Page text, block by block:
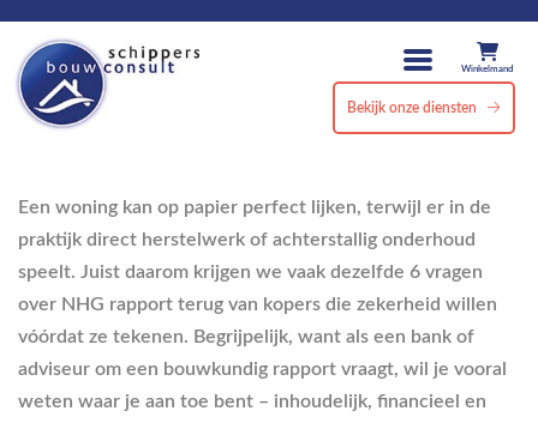
Winkelmand
Bekijk onze diensten
Een woning kan op papier perfect lijken, terwijl er in de
praktijk direct herstelwerk of achterstallig onderhoud
speelt. Juist daarom krijgen we vaak dezelfde 6 vragen
over NHG rapport terug van kopers die zekerheid willen
vóórdat ze tekenen. Begrijpelijk, want als een bank of
adviseur om een bouwkundig rapport vraagt, wil je vooral
weten waar je aan toe bent – inhoudelijk, financieel en